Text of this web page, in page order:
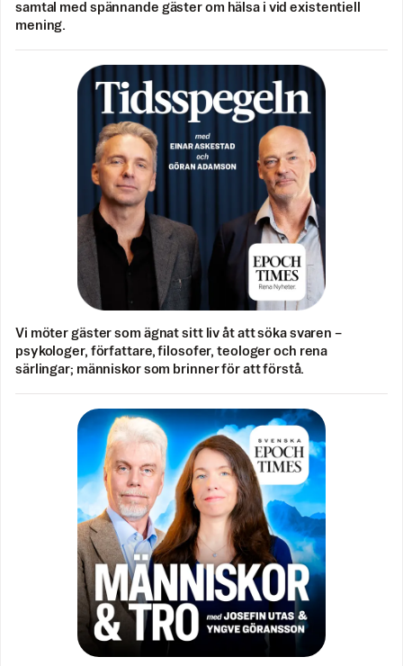
samtal med spännande gäster om hälsa i vid existentiell
mening.
Vi möter gäster som ägnat sitt liv åt att söka svaren –
psykologer, författare, filosofer, teologer och rena
särlingar; människor som brinner för att förstå.